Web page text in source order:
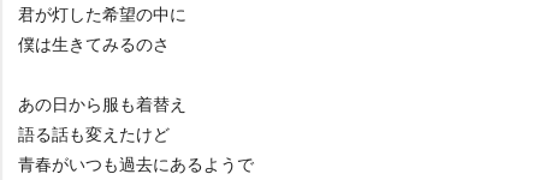
君が灯した希望の中に
僕は生きてみるのさ
あの日から服も着替え
語る話も変えたけど
青春がいつも過去にあるようで